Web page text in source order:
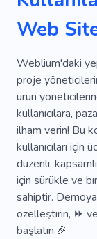
Müşteri
Kayıt
Katalog
Yatırım
Danışma
Teçhizat
E-ticaret
Tohum
Hizmetler
Web
Weblium'daki
proje
ürün
kullanıcılara,
ilham verin! Bu
kullanıcıları için
düzenli,
için sürükle ve
sahiptir.
özelleştirin, ⏩
başlatın.🎉